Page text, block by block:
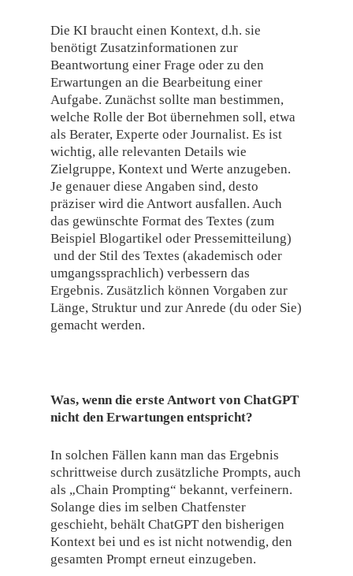
Die KI braucht einen Kontext, d.h. sie
benötigt Zusatzinformationen zur
Beantwortung einer Frage oder zu den
Erwartungen an die Bearbeitung einer
Aufgabe. Zunächst sollte man bestimmen,
welche Rolle der Bot übernehmen soll, etwa
als Berater, Experte oder Journalist. Es ist
wichtig, alle relevanten Details wie
Zielgruppe, Kontext und Werte anzugeben.
Je genauer diese Angaben sind, desto
präziser wird die Antwort ausfallen. Auch
das gewünschte Format des Textes (zum
Beispiel Blogartikel oder Pressemitteilung)
und der Stil des Textes (akademisch oder
umgangssprachlich) verbessern das
Ergebnis. Zusätzlich können Vorgaben zur
Länge, Struktur und zur Anrede (du oder Sie)
gemacht werden.
Was, wenn die erste Antwort von ChatGPT
nicht den Erwartungen entspricht?
In solchen Fällen kann man das Ergebnis
schrittweise durch zusätzliche Prompts, auch
als „Chain Prompting“ bekannt, verfeinern.
Solange dies im selben Chatfenster
geschieht, behält ChatGPT den bisherigen
Kontext bei und es ist nicht notwendig, den
gesamten Prompt erneut einzugeben.